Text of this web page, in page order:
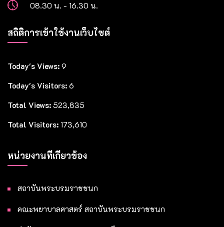
08.30 น. - 16.30 น.
สถิติการเข้าใช้งานเว็บไซต์
Today's Views: 9
Today's Visitors: 6
Total Views: 523,835
Total Visitors: 173,610
หน่วยงานที่เกี่ยวข้อง
สถาบันพระบรมราชชนก
คณะพยาบาลศาสตร์ สถาบันพระบรมราชชนก